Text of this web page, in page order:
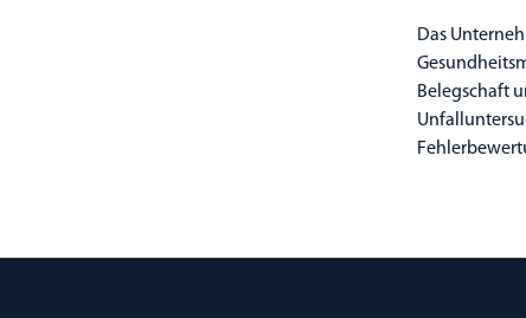
Das
Belegschaft